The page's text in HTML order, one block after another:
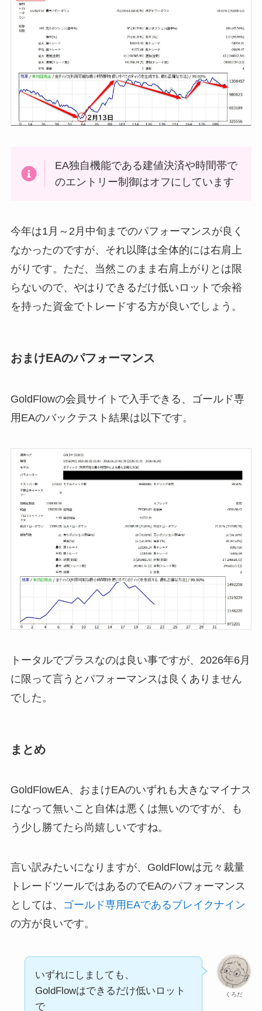
EA独自機能である建値決済や時間帯で
のエントリー制御はオフにしています
今年は1月～2月中旬までのパフォーマンスが良く
なかったのですが、それ以降は全体的には右肩上
がりです。ただ、当然このまま右肩上がりとは限
らないので、やはりできるだけ低いロットで余裕
を持った資金でトレードする方が良いでしょう。
おまけEAのパフォーマンス
GoldFlowの会員サイトで入手できる、ゴールド専
用EAのバックテスト結果は以下です。
トータルでプラスなのは良い事ですが、2026年6月
に限って言うとパフォーマンスは良くありません
でした。
まとめ
GoldFlowEA、おまけEAのいずれも大きなマイナス
になって無いこと自体は悪くは無いのですが、も
う少し勝てたら尚嬉しいですね。
言い訳みたいになりますが、GoldFlowは元々裁量
トレードツールではあるのでEAのパフォーマンス
としては、
ゴールド専用EAであるブレイクナイン
の方が良いです。
くろだ
いずれにしましても、
GoldFlowはできるだけ低いロット
で